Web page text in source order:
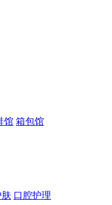
馆 箱包馆
肤 口腔护理